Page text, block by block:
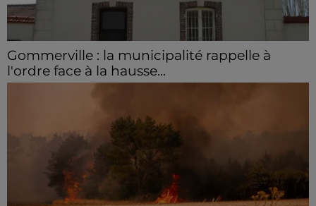
Gommerville : la municipalité rappelle à
l'ordre face à la hausse...
Incrustation de déchets, déjections sur les sites
hausse des incivilités, la mairie de Gommerville
hausse...